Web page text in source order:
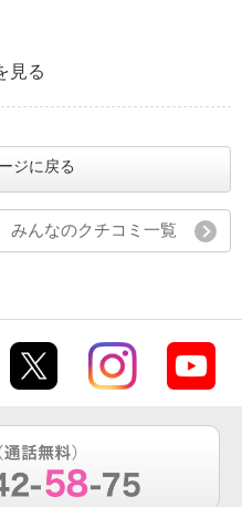
見る
ジに戻る
みんなのクチコミ一覧